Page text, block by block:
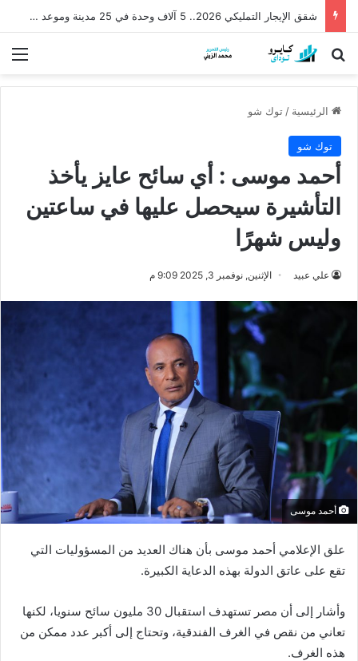
شقق الإيجار التمليكي 2026.. 5 آلاف وحدة في 25 مدينة وموعد الطرح وشروط التقديم
بحث عن
الرئيسية / توك شو
توك شو
أحمد موسى : أي سائح عايز يأخذ
التأشيرة سيحصل عليها في ساعتين
وليس شهرًا
علي عبيد الإثنين, نوفمبر 3, 2025 9:09 م
أحمد موسى
علق الإعلامي أحمد موسى بأن هناك العديد من المسؤوليات التي
تقع على عاتق الدولة بهذه الدعاية الكبيرة.
وأشار إلى أن مصر تستهدف استقبال 30 مليون سائح سنويا، لكنها
تعاني من نقص في الغرف الفندقية، وتحتاج إلى أكبر عدد ممكن من
هذه الغرف.